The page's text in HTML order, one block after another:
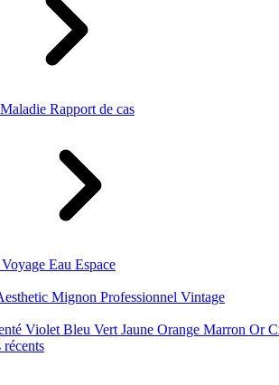
Maladie Rapport de cas
Voyage Eau Espace
Mignon Professionnel Vintage
Violet Bleu Vert Jaune Orange Marron Or